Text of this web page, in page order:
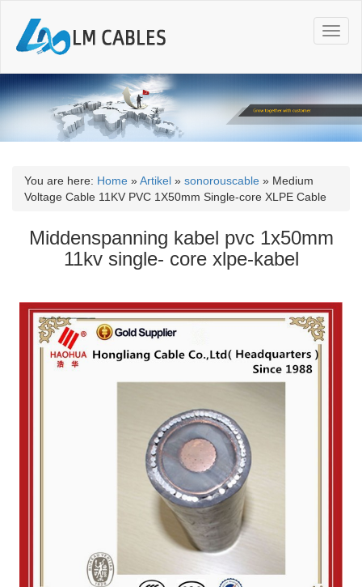
T
o
g
l
n
a
i
You are here: Home »Artikel » sonorouscable » Medium
Voltage Cable 11KV PVC 1X50mm Single-core XLPE Cable
Middenspanning kabel pvc 1x50mm
11kv single- core xlpe-kabel